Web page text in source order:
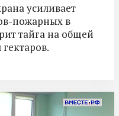
усиливает
пожарных в
тайга на общей